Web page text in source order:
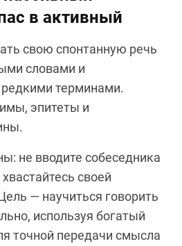
в активный
свою спонтанную речь
словами и
терминами.
эпитеты и
не вводите собеседника
своей
— научиться говорить
используя богатый
точной передачи смысла